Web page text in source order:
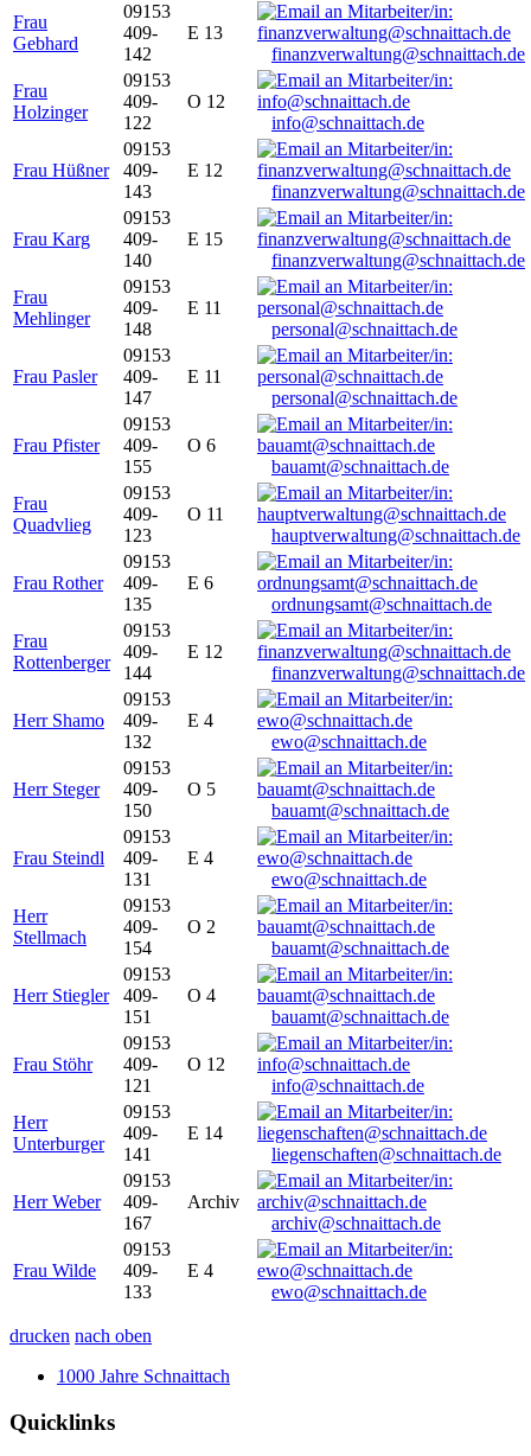
Frau
Gebhard
09153
409-
142
E 13
finanzverwaltung@schnaittach.de
Frau
Holzinger
09153
409-
122
O 12
info@schnaittach.de
Frau Hüßner
09153
409-
143
E 12
finanzverwaltung@schnaittach.de
Frau Karg
09153
409-
140
E 15
finanzverwaltung@schnaittach.de
Frau
Mehlinger
09153
409-
148
E 11
personal@schnaittach.de
Frau Pasler
09153
409-
147
E 11
personal@schnaittach.de
Frau Pfister
09153
409-
155
O 6
bauamt@schnaittach.de
Frau
Quadvlieg
09153
409-
123
O 11
hauptverwaltung@schnaittach.de
Frau Rother
09153
409-
135
E 6
ordnungsamt@schnaittach.de
Frau
Rottenberger
09153
409-
144
E 12
finanzverwaltung@schnaittach.de
Herr Shamo
09153
409-
132
E 4
ewo@schnaittach.de
Herr Steger
09153
409-
150
O 5
bauamt@schnaittach.de
Frau Steindl
09153
409-
131
E 4
ewo@schnaittach.de
Herr
Stellmach
09153
409-
154
O 2
bauamt@schnaittach.de
Herr Stiegler
09153
409-
151
O 4
bauamt@schnaittach.de
Frau Stöhr
09153
409-
121
O 12
info@schnaittach.de
Herr
Unterburger
09153
409-
141
E 14
liegenschaften@schnaittach.de
Herr Weber
09153
409-
167
Archiv
archiv@schnaittach.de
Frau Wilde
09153
409-
133
E 4
ewo@schnaittach.de
drucken nach oben
1000 Jahre Schnaittach
Quicklinks